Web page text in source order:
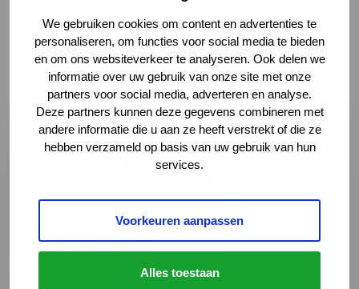
We gebruiken cookies om content en advertenties te
personaliseren, om functies voor social media te bieden
en om ons websiteverkeer te analyseren. Ook delen we
informatie over uw gebruik van onze site met onze
partners voor social media, adverteren en analyse.
Deze partners kunnen deze gegevens combineren met
andere informatie die u aan ze heeft verstrekt of die ze
hebben verzameld op basis van uw gebruik van hun
services.
Voorkeuren aanpassen
Alles toestaan
Andere hulpmiddelen
Lees meer over Met een lift de auto in